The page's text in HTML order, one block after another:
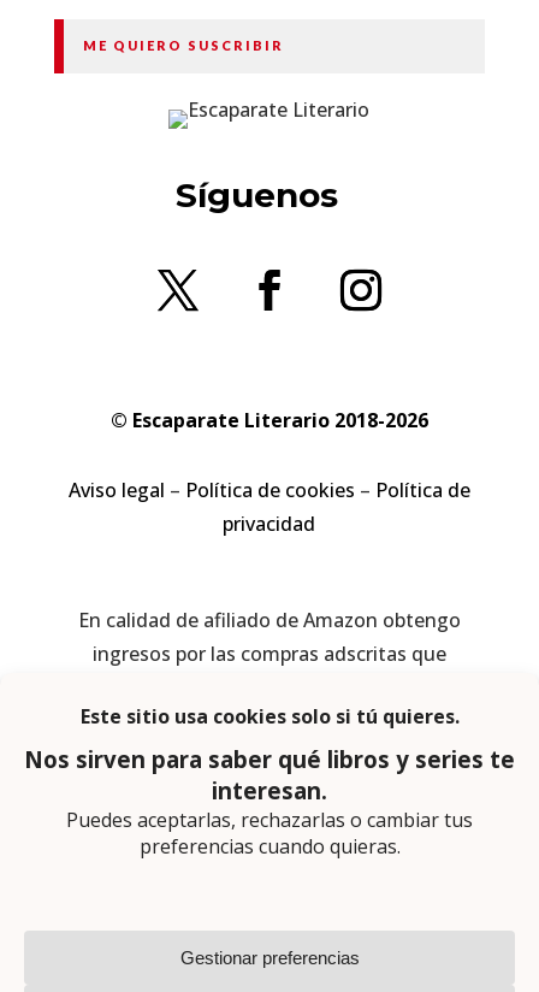
ME QUIERO SUSCRIBIR
Síguenos
© Escaparate Literario 2018-2026
Aviso legal – Política de cookies – Política de
privacidad
En calidad de afiliado de Amazon obtengo
ingresos por las compras adscritas que
Página web diseñada por